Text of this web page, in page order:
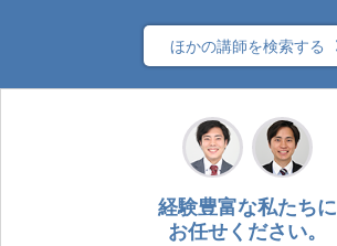
ほかの講師を検索する
経験豊富な私たちに
お任せください。